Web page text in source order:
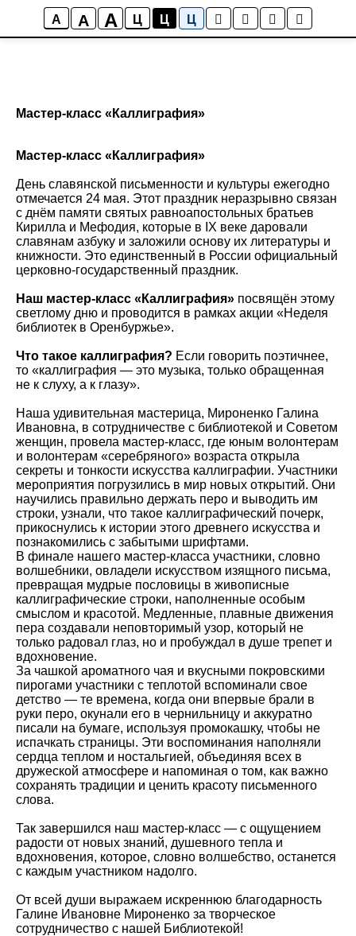
A A A Ц Ц Ц
Мастер-класс «Каллиграфия»
Мастер-класс «Каллиграфия»
День славянской письменности и культуры ежегодно
отмечается 24 мая. Этот праздник неразрывно связан
с днём памяти святых равноапостольных братьев
Кирилла и Мефодия, которые в IX веке даровали
славянам азбуку и заложили основу их литературы и
книжности. Это единственный в России официальный
церковно-государственный праздник.
Наш мастер-класс «Каллиграфия» посвящён этому
светлому дню и проводится в рамках акции «Неделя
библиотек в Оренбуржье».
Что такое каллиграфия? Если говорить поэтичнее,
то «каллиграфия — это музыка, только обращенная
не к слуху, а к глазу».
Наша удивительная мастерица, Мироненко Галина
Ивановна, в сотрудничестве с библиотекой и Советом
женщин, провела мастер-класс, где юным волонтерам
и волонтерам «серебряного» возраста открыла
секреты и тонкости искусства каллиграфии. Участники
мероприятия погрузились в мир новых открытий. Они
научились правильно держать перо и выводить им
строки, узнали, что такое каллиграфический почерк,
прикоснулись к истории этого древнего искусства и
познакомились с забытыми шрифтами.
В финале нашего мастер-класса участники, словно
волшебники, овладели искусством изящного письма,
превращая мудрые пословицы в живописные
каллиграфические строки, наполненные особым
смыслом и красотой. Медленные, плавные движения
пера создавали неповторимый узор, который не
только радовал глаз, но и пробуждал в душе трепет и
вдохновение.
За чашкой ароматного чая и вкусными покровскими
пирогами участники с теплотой вспоминали свое
детство — те времена, когда они впервые брали в
руки перо, окунали его в чернильницу и аккуратно
писали на бумаге, используя промокашку, чтобы не
испачкать страницы. Эти воспоминания наполняли
сердца теплом и ностальгией, объединяя всех в
дружеской атмосфере и напоминая о том, как важно
сохранять традиции и ценить красоту письменного
слова.
Так завершился наш мастер-класс — с ощущением
радости от новых знаний, душевного тепла и
вдохновения, которое, словно волшебство, останется
с каждым участником надолго.
От всей души выражаем искреннюю благодарность
Галине Ивановне Мироненко за творческое
сотрудничество с нашей Библиотекой!